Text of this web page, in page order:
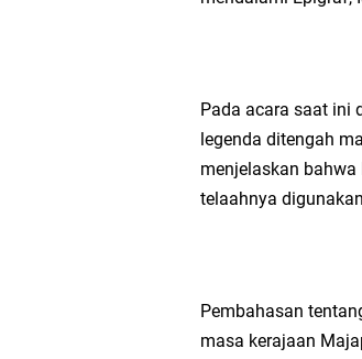
Pada acara saat ini
legenda ditengah
menjelaskan
telaahnya
Pembahasan
masa kerajaan